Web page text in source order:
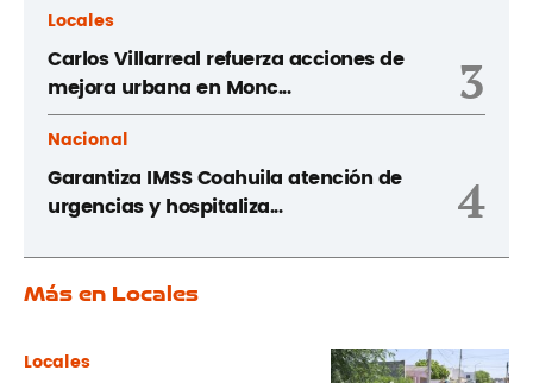
Locales
Carlos Villarreal refuerza acciones de
mejora urbana en Monc...
3
Nacional
Garantiza IMSS Coahuila atención de
urgencias y hospitaliza...
4
Más en Locales
Locales